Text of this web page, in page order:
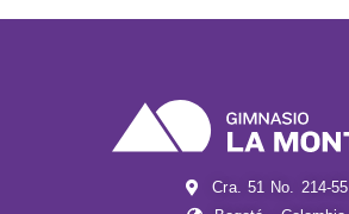
Cra. 51 No. 214-55